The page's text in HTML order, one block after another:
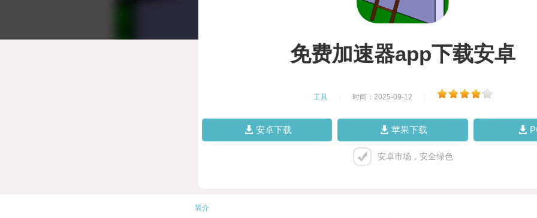
免费加速器app下载安卓
工具 时间：2025-09-12
安卓下载 苹果下载
安卓市场，安全绿色
简介